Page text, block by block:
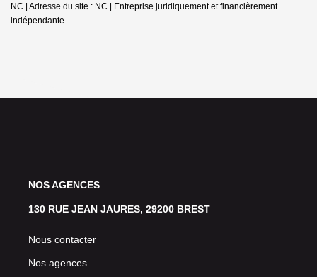
NC | Adresse du site : NC | Entreprise juridiquement et financièrement
indépendante
NOS AGENCES
130 RUE JEAN JAURES, 29200 BREST
Nous contacter
Nos agences